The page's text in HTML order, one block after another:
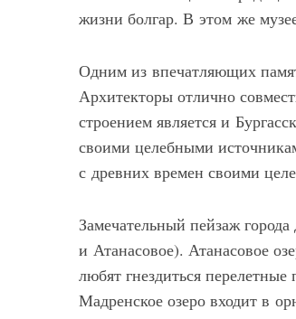
жизни болгар. В этом же
Одним из впечатляющих
Архитекторы отлично
строением является и
своими целебными
с древних времен своими
Замечательный пейзаж
и Атанасовое). Атанасовое
любят гнездиться
Мадренское озеро входит в